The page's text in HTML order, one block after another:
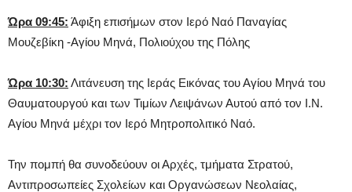
Ώρα 09:45: Άφιξη επισήμων στον Ιερό Ναό Παναγίας
Μουζεβίκη -Αγίου Μηνά, Πολιούχου της Πόλης
Ώρα 10:30: Λιτάνευση της Ιεράς Εικόνας του Αγίου Μηνά του
Θαυματουργού και των Τιμίων Λειψάνων Αυτού από τον Ι.Ν.
Αγίου Μηνά μέχρι τον Ιερό Μητροπολιτικό Ναό.
Την πομπή θα συνοδεύουν οι Αρχές, τμήματα Στρατού,
Αντιπροσωπείες Σχολείων και Οργανώσεων Νεολαίας,